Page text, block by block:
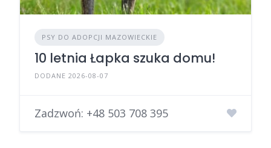
PSY DO ADOPCJI MAZOWIECKIE
10 letnia Łapka szuka domu!
DODANE 2026-08-07
Zadzwoń: +48 503 708 395